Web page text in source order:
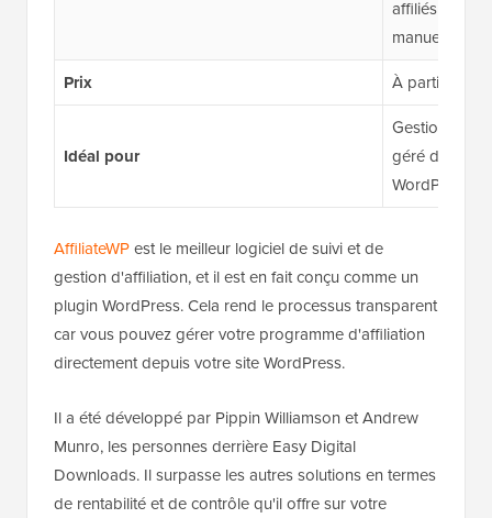
affiliés
manuellement
Prix
À partir de
Idéal pour
Gestion d'un
géré
WordPress
AffiliateWPest le meilleur logiciel de suivi et de
gestion d'affiliation, et il est en fait conçu comme un
plugin WordPress. Cela rend le processus transparent
car vous pouvez gérer votre programme d'affiliation
directement depuis votre site WordPress.
Il a été développé par Pippin Williamson et Andrew
Munro, les personnes derrière Easy Digital
Downloads. Il surpasse les autres solutions en termes
de rentabilité et de contrôle qu'il offre sur votre